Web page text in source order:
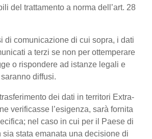
del trattamento a norma dell’art. 28
di comunicazione di cui sopra, i dati
a terzi se non per ottemperare
o rispondere ad istanze legali e
diffusi.
dei dati in territori Extra-
verificasse l’esigenza, sarà fornita
nel caso in cui per il Paese di
stata emanata una decisione di